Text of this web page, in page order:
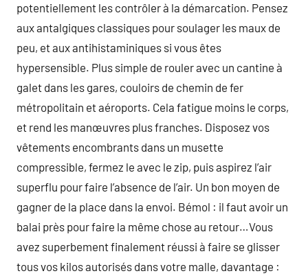
potentiellement les contrôler à la démarcation. Pensez
aux antalgiques classiques pour soulager les maux de
peu, et aux antihistaminiques si vous êtes
hypersensible. Plus simple de rouler avec un cantine à
galet dans les gares, couloirs de chemin de fer
métropolitain et aéroports. Cela fatigue moins le corps,
et rend les manœuvres plus franches. Disposez vos
vêtements encombrants dans un musette
compressible, fermez le avec le zip, puis aspirez l’air
superflu pour faire l’absence de l’air. Un bon moyen de
gagner de la place dans la envoi. Bémol : il faut avoir un
balai près pour faire la même chose au retour…Vous
avez superbement finalement réussi à faire se glisser
tous vos kilos autorisés dans votre malle, davantage :